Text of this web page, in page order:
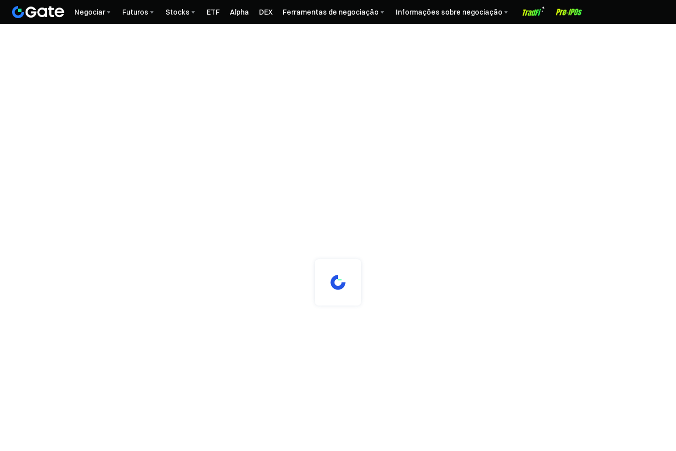
Negociar Futuros Stocks ETF Alpha DEX Ferramentas de negociação Informações sobre negociação